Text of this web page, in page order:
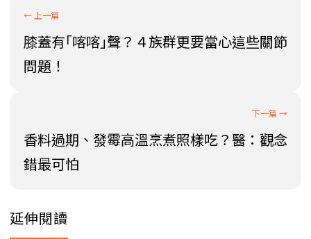
膝蓋有｢喀喀｣聲？４族群更要當心這些關節
問題！
香料過期、發霉高溫烹煮照樣吃？醫：觀念
錯最可怕
延伸閱讀